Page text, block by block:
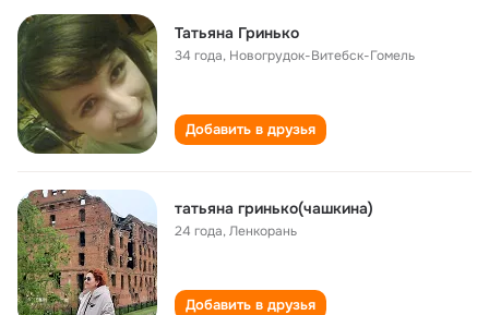
Татьяна Гринько
34 года, Новогрудок-Витебск-Гомель
Добавить в друзья
татьяна гринько(чашкина)
24 года,Ленкорань
Добавить в друзья